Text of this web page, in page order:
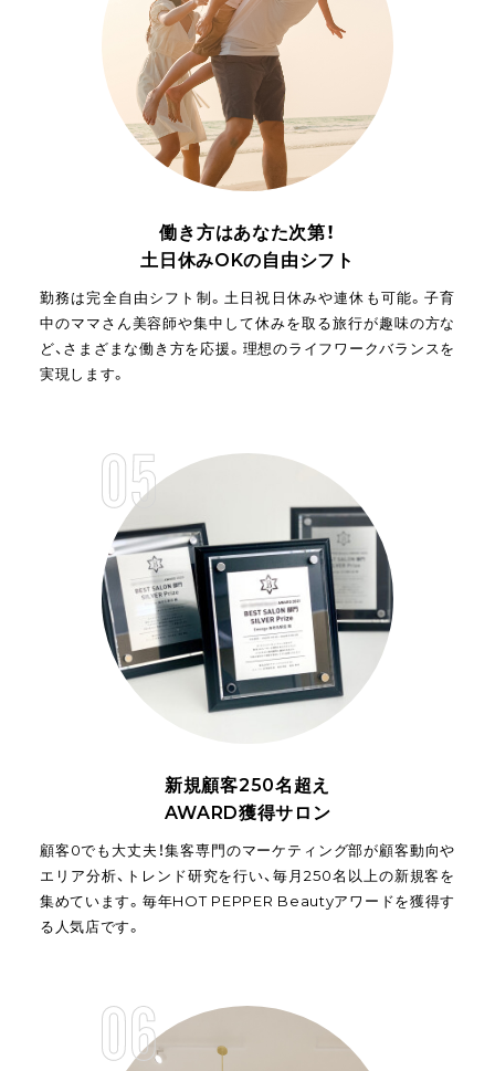
働き方はあなた次第！
土日休みOKの自由シフト
勤務は完全自由シフト制。土日祝日休みや連休も可能。子育
中のママさん美容師や集中して休みを取る旅行が趣味の方な
ど、さまざまな働き方を応援。理想のライフワークバランスを
実現します。
新規顧客250名超え
AWARD獲得サロン
顧客0でも大丈夫！集客専門のマーケティング部が顧客動向や
エリア分析、トレンド研究を行い、毎月250名以上の新規客を
集めています。毎年HOT PEPPER Beautyアワードを獲得す
る人気店です。